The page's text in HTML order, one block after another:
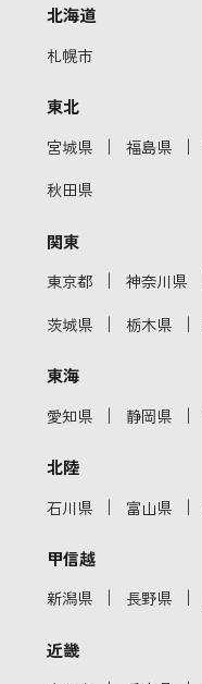
北海道
札幌市
東北
宮城県 ｜ 福島県 ｜
秋田県
関東
東京都 ｜ 神奈川県
茨城県 ｜ 栃木県 ｜
東海
愛知県 ｜ 静岡県 ｜
北陸
石川県 ｜ 富山県 ｜
甲信越
新潟県 ｜ 長野県 ｜
近畿